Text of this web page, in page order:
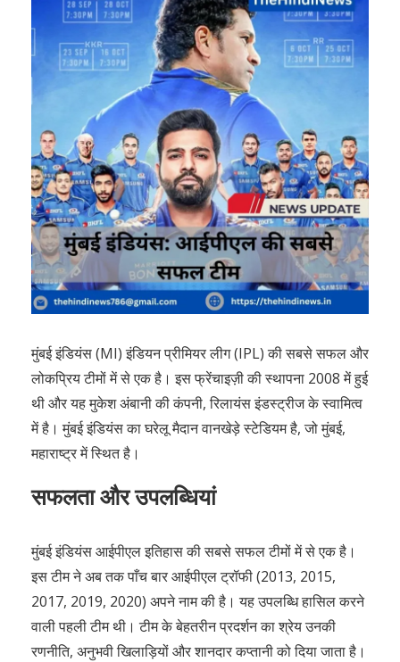
मुंबई इंडियंस (MI) इंडियन प्रीमियर लीग (IPL) की सबसे सफल और
लोकप्रिय टीमों में से एक है। इस फ्रेंचाइज़ी की स्थापना 2008 में हुई
थी और यह मुकेश अंबानी की कंपनी, रिलायंस इंडस्ट्रीज के स्वामित्व
में है। मुंबई इंडियंस का घरेलू मैदान वानखेड़े स्टेडियम है, जो मुंबई,
महाराष्ट्र में स्थित है।
सफलता और उपलब्धियां
मुंबई इंडियंस आईपीएल इतिहास की सबसे सफल टीमों में से एक है।
इस टीम ने अब तक पाँच बार आईपीएल ट्रॉफी (2013, 2015,
2017, 2019, 2020) अपने नाम की है। यह उपलब्धि हासिल करने
वाली पहली टीम थी। टीम के बेहतरीन प्रदर्शन का श्रेय उनकी
रणनीति, अनुभवी खिलाड़ियों और शानदार कप्तानी को दिया जाता है।